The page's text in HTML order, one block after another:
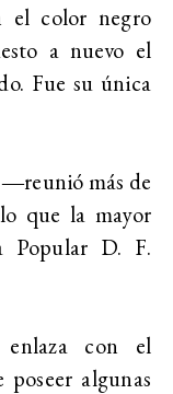
el color negro
a nuevo el
Fue su única
más de
que la mayor
Popular D. F.
enlaza con el
algunas